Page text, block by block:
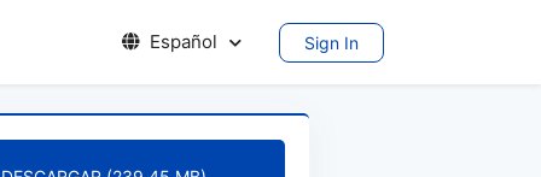
Español Sign In